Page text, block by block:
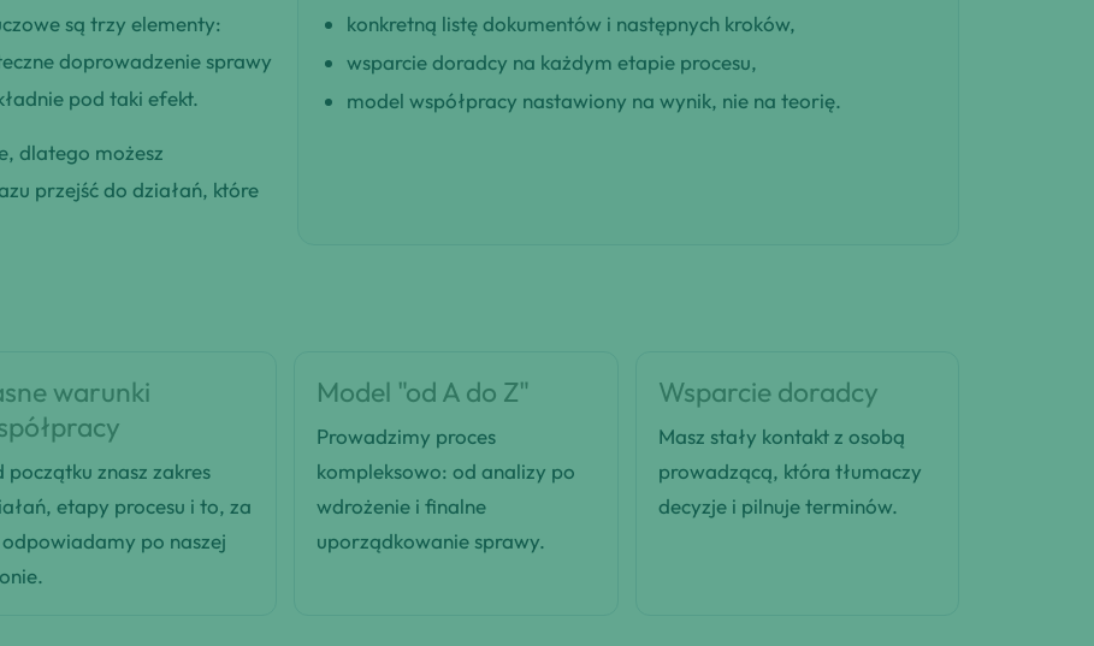
są trzy elementy:
doprowadzenie sprawy
pod taki efekt.
dlatego możesz
przejść do działań, które
konkretną listę dokumentów i następnych kroków,
wsparcie doradcy na każdym etapie procesu,
model współpracy nastawiony na wynik, nie na teorię.
warunki
początku znasz zakres
etapy procesu i to, za
po naszej
Model "od A do Z"
Prowadzimy proces
kompleksowo: od analizy po
wdrożenie i finalne
uporządkowanie sprawy.
Wsparcie doradcy
Masz stały kontakt z osobą
prowadzącą, która tłumaczy
decyzje i pilnuje terminów.